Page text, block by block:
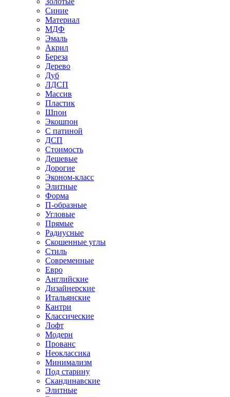
Синие
Материал
МДФ
Эмаль
Акрил
Береза
Дерево
Дуб
ЛДСП
Массив
Пластик
Шпон
Экошпон
С патиной
ДСП
Стоимость
Дешевые
Дорогие
Эконом-класс
Элитные
Форма
П-образные
Угловые
Прямые
Радиусные
Скошенные углы
Стиль
Современные
Евро
Английские
Дизайнерские
Итальянские
Кантри
Классические
Лофт
Модерн
Прованс
Неоклассика
Минимализм
Под старину
Скандинавские
Элитные